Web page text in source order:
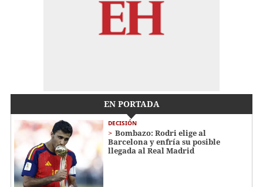
EN PORTADA
DECISIÓN
Bombazo: Rodri elige al
Barcelona y enfría su posible
llegada al Real Madrid